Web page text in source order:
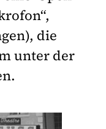
die
unter der